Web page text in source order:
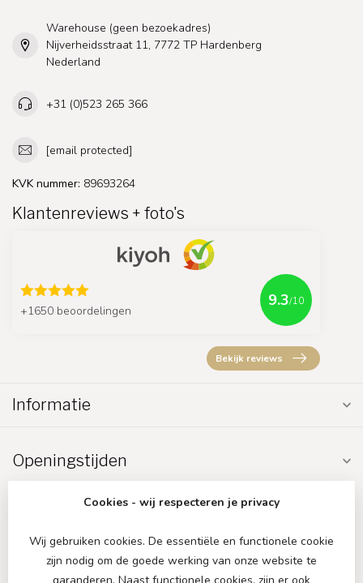
Warehouse (geen bezoekadres)
Nijverheidsstraat 11, 7772 TP Hardenberg
Nederland
+31 (0)523 265 366
[email protected]
KVK nummer: 89693264
Klantenreviews + foto's
+1650 beoordelingen
9.3/10
Bekijk reviews
Informatie
Openingstijden
Cookies - wij respecteren je privacy
Wij gebruiken cookies. De essentiële en functionele cookie
zijn nodig om de goede werking van onze website te